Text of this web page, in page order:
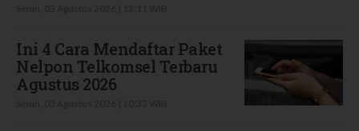
Ini 4 Cara Mendaftar Paket
Nelpon Telkomsel Terbaru
Agustus 2026